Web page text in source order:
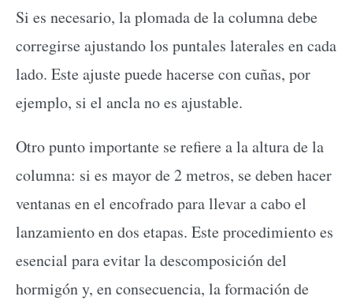
Si es necesario, la plomada de la columna debe
corregirse ajustando los puntales laterales en cada
lado. Este ajuste puede hacerse con cuñas, por
ejemplo, si el ancla no es ajustable.
Otro punto importante se refiere a la altura de la
columna: si es mayor de 2 metros, se deben hacer
ventanas en el encofrado para llevar a cabo el
lanzamiento en dos etapas. Este procedimiento es
esencial para evitar la descomposición del
hormigón y, en consecuencia, la formación de